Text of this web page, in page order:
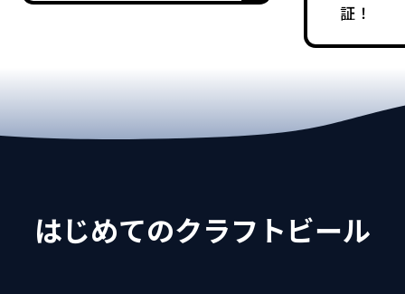
証！
はじめてのクラフトビール